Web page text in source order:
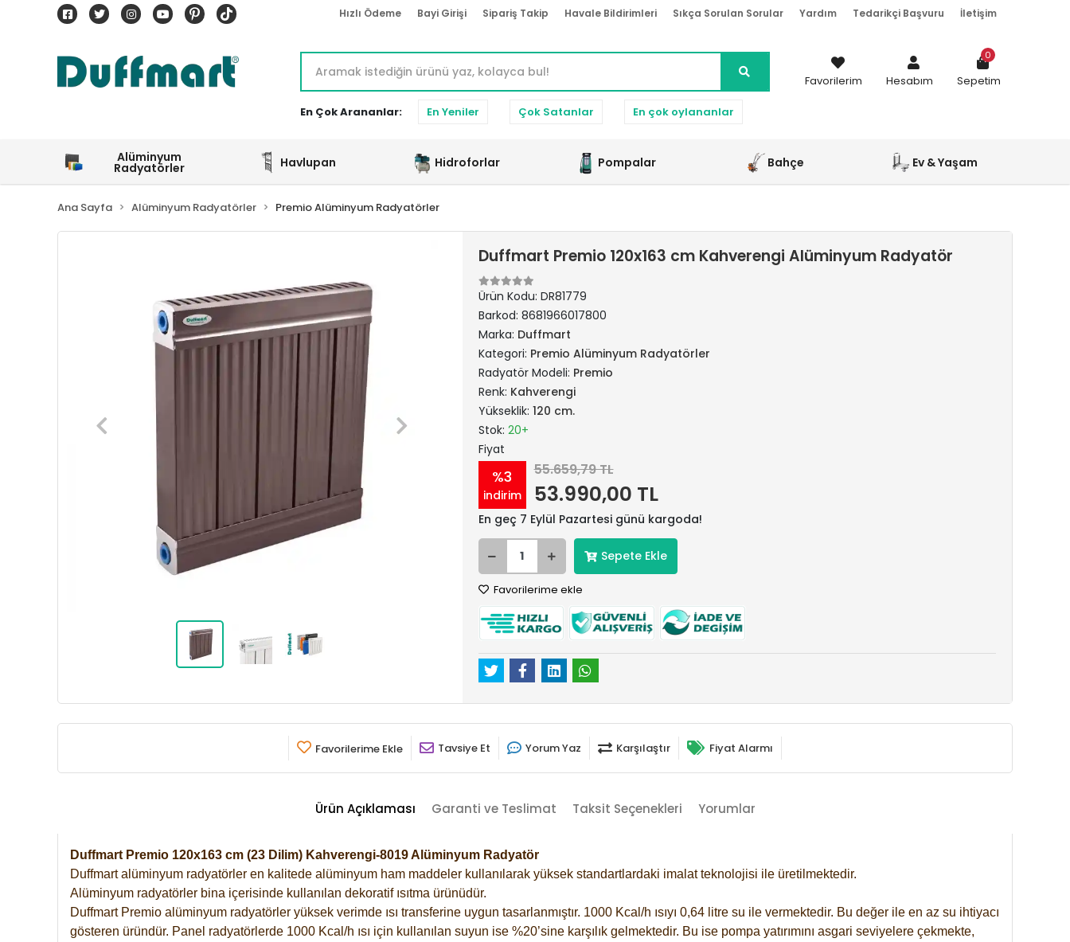
Hızlı Ödeme Bayi Girişi Sipariş Takip Havale Bildirimleri Sıkça Sorulan Sorular Yardım Tedarikçi Başvuru İletişim
En Çok Arananlar: En Yeniler Çok Satanlar En çok oylananlar
Favorilerim Hesabım Sepetim
0
Alüminyum
Radyatörler Havlupan Hidroforlar Pompalar Bahçe Ev & Yaşam
Ana Sayfa Alüminyum Radyatörler Premio Alüminyum Radyatörler
Duffmart Premio 120x163 cm Kahverengi Alüminyum Radyatör
Ürün Kodu: DR81779
Barkod: 8681966017800
Marka: Duffmart
Kategori: Premio Alüminyum Radyatörler
Radyatör Modeli: Premio
Renk: Kahverengi
Yükseklik: 120 cm.
Stok: 20+
Fiyat
%3
indirim
55.659,79 TL
53.990,00 TL
En geç 7 Eylül Pazartesi günü kargoda!
Sepete Ekle
Favorilerime ekle
Favorilerime Ekle Tavsiye Et Yorum Yaz Karşılaştır Fiyat Alarmı
Ürün Açıklaması Garanti ve Teslimat Taksit Seçenekleri Yorumlar
Duffmart Premio 120x163 cm (23 Dilim) Kahverengi-8019 Alüminyum Radyatör
Duffmart alüminyum radyatörler en kalitede alüminyum ham maddeler kullanılarak yüksek standartlardaki imalat teknolojisi ile üretilmektedir.
Alüminyum radyatörler bina içerisinde kullanılan dekoratif ısıtma ürünüdür.
Duffmart Premio alüminyum radyatörler yüksek verimde ısı transferine uygun tasarlanmıştır. 1000 Kcal/h ısıyı 0,64 litre su ile vermektedir. Bu değer ile en az su ihtiyacı
gösteren üründür. Panel radyatörlerde 1000 Kcal/h ısı için kullanılan suyun ise %20’sine karşılık gelmektedir. Bu ise pompa yatırımını asgari seviyelere çekmekte,